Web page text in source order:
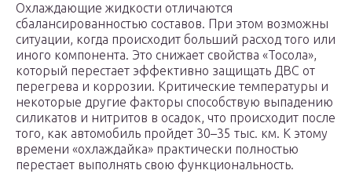
Охлаждающие жидкости отличаются
сбалансированностью составов. При этом возможны
ситуации, когда происходит больший расход того или
иного компонента. Это снижает свойства «Тосола»,
который перестает эффективно защищать ДВС от
перегрева и коррозии. Критические температуры и
некоторые другие факторы способствую выпадению
силикатов и нитритов в осадок, что происходит после
того, как автомобиль пройдет 30–35 тыс. км. К этому
времени «охлаждайка» практически полностью
перестает выполнять свою функциональность.